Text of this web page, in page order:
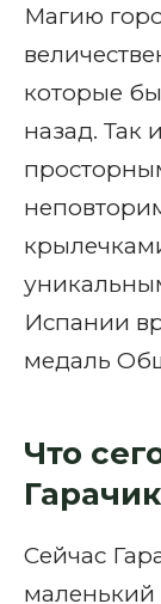
Магию
которые
назад. Так
Испании
медаль
Что
Сейчас